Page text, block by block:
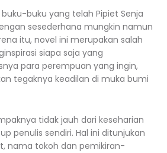
buku yang telah Pipiet Senja
sesederhana mungkin namun
itu, novel ini merupakan salah
siapa saja yang
para perempuan yang ingin,
tegaknya keadilan di muka bumi
tidak jauh dari keseharian
penulis sendiri. Hal ini ditunjukan
nama tokoh dan pemikiran-